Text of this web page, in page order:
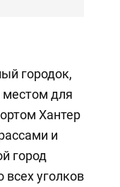
городок,
для
Хантер
и
город
всех уголков